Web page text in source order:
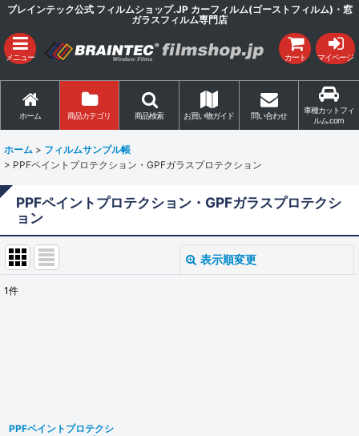
ブレインテック公式 フィルムショップ.JP カーフィルム(ゴーストフィルム)・窓
ガラスフィルム専門店
メニュー カート マイページ
ホーム 商品カテゴリ 商品検索 お買い物ガイド 問い合わせ
車種カットフィ
ルム.com
ホーム > フィルムサンプル帳
> PPFペイントプロテクション・GPFガラスプロテクション
PPFペイントプロテクション・GPFガラスプロテクシ
ョン
表示順変更
1件
PPFペイントプロテクシ